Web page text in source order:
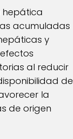
hepática
acumuladas
y
al reducir
de
la
de origen